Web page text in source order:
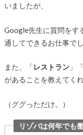
いましたが、
Google先生に質問をす
通してできるお仕事で
また、「レストラン」「
があることを教えてく
（ググっただけ。）
リゾバは何年でも